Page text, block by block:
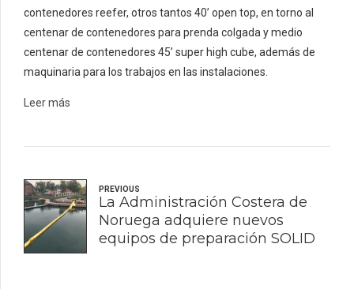
contenedores reefer, otros tantos 40’ open top, en torno al
centenar de contenedores para prenda colgada y medio
centenar de contenedores 45’ super high cube, además de
maquinaria para los trabajos en las instalaciones.
Leer más
PREVIOUS
La Administración Costera de
Noruega adquiere nuevos
equipos de preparación SOLID